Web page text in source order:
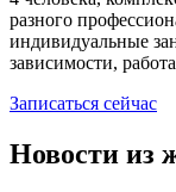
разного
индивидуальные
зависимости,
Записаться сейчас
Новости из